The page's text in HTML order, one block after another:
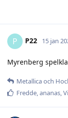
P P22 15 jan
Myrenberg
Metallicaoch
Fredde,ananas,